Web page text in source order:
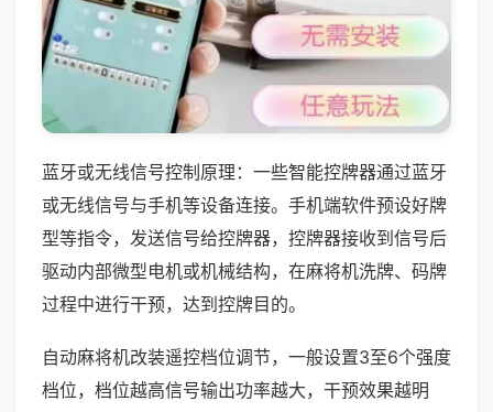
蓝牙或无线信号控制原理：一些智能控牌器通过蓝牙
或无线信号与手机等设备连接。手机端软件预设好牌
型等指令，发送信号给控牌器，控牌器接收到信号后
驱动内部微型电机或机械结构，在麻将机洗牌、码牌
过程中进行干预，达到控牌目的。
自动麻将机改装遥控档位调节，一般设置3至6个强度
档位，档位越高信号输出功率越大，干预效果越明